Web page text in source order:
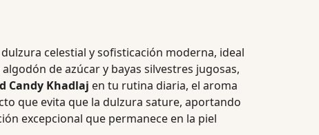
celestial y sofisticación moderna, ideal
de azúcar y bayas silvestres jugosas,
Candy Khadlaj en tu rutina diaria, el aroma
que evita que la dulzura sature, aportando
excepcional que permanece en la piel